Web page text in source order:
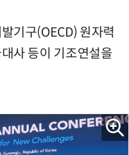
기구(OECD) 원자력
사 등이 기조연설을